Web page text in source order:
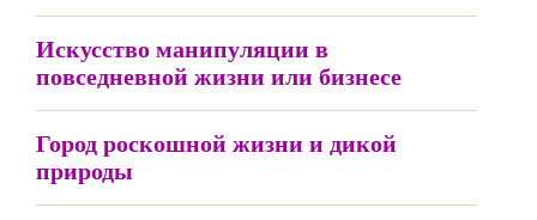
Искусство манипуляции в
повседневной жизни или бизнесе
Город роскошной жизни и дикой
природы